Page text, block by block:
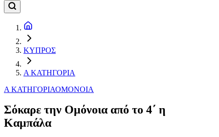
ΚΥΠΡΟΣ
Α ΚΑΤΗΓΟΡΙΑ
Α ΚΑΤΗΓΟΡΙΑΟΜΟΝΟΙΑ
Σόκαρε την Ομόνοια από το 4΄ η
Καμπάλα